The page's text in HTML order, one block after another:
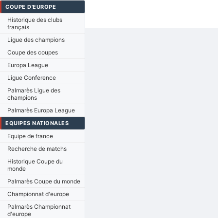
COUPE D'EUROPE
Historique des clubs
français
Ligue des champions
Coupe des coupes
Europa League
Ligue Conference
Palmarès Ligue des
champions
Palmarès Europa League
EQUIPES NATIONALES
Equipe de france
Recherche de matchs
Historique Coupe du
monde
Palmarès Coupe du monde
Championnat d'europe
Palmarès Championnat
d'europe